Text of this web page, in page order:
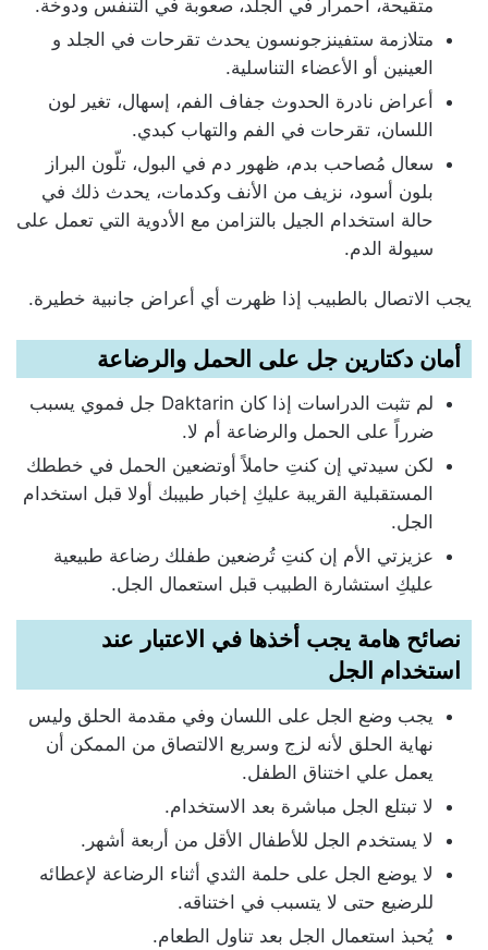
متقيحة، احمرار في الجلد، صعوبة في التنفس ودوخة.
متلازمة ستفينزجونسون يحدث تقرحات في الجلد و
العينين أو الأعضاء التناسلية.
أعراض نادرة الحدوث جفاف الفم، إسهال، تغير لون
اللسان، تقرحات في الفم والتهاب كبدي.
سعال مُصاحب بدم، ظهور دم في البول، تلّون البراز
بلون أسود، نزيف من الأنف وكدمات، يحدث ذلك في
حالة استخدام الجيل بالتزامن مع الأدوية التي تعمل على
سيولة الدم.
يجب الاتصال بالطبيب إذا ظهرت أي أعراض جانبية خطيرة.
أمان دكتارين جل على الحمل والرضاعة
لم تثبت الدراسات إذا كان Daktarin جل فموي يسبب
ضرراً على الحمل والرضاعة أم لا.
لكن سيدتي إن كنتِ حاملاً أوتضعين الحمل في خططك
المستقبلية القريبة عليكِ إخبار طبيبك أولا قبل استخدام
الجل.
عزيزتي الأم إن كنتِ تُرضعين طفلك رضاعة طبيعية
عليكِ استشارة الطبيب قبل استعمال الجل.
نصائح هامة يجب أخذها في الاعتبار عند
استخدام الجل
يجب وضع الجل على اللسان وفي مقدمة الحلق وليس
نهاية الحلق لأنه لزج وسريع الالتصاق من الممكن أن
يعمل علي اختناق الطفل.
لا تبتلع الجل مباشرة بعد الاستخدام.
لا يستخدم الجل للأطفال الأقل من أربعة أشهر.
لا يوضع الجل على حلمة الثدي أثناء الرضاعة لإعطائه
للرضيع حتى لا يتسبب في اختناقه.
يُحبذ استعمال الجل بعد تناول الطعام.